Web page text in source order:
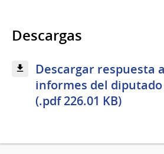
Descargas
Descargar respuesta
informes del diputado
(.pdf 226.01 KB)